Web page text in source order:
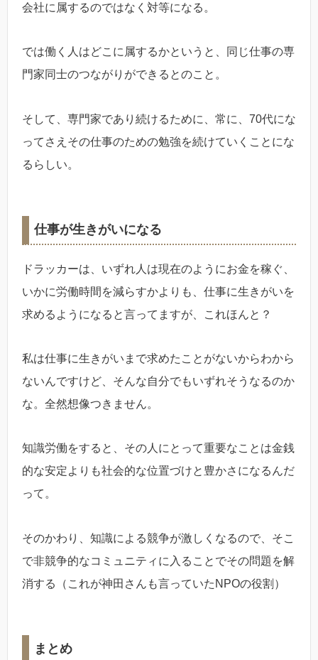
会社に属するのではなく対等になる。
では働く人はどこに属するかというと、同じ仕事の専
門家同士のつながりができるとのこと。
そして、専門家であり続けるために、常に、70代にな
ってさえその仕事のための勉強を続けていくことにな
るらしい。
仕事が生きがいになる
ドラッカーは、いずれ人は現在のようにお金を稼ぐ、
いかに労働時間を減らすかよりも、仕事に生きがいを
求めるようになると言ってますが、これほんと？
私は仕事に生きがいまで求めたことがないからわから
ないんですけど、そんな自分でもいずれそうなるのか
な。全然想像つきません。
知識労働をすると、その人にとって重要なことは金銭
的な安定よりも社会的な位置づけと豊かさになるんだ
って。
そのかわり、知識による競争が激しくなるので、そこ
で非競争的なコミュニティに入ることでその問題を解
消する（これが神田さんも言っていたNPOの役割）
まとめ